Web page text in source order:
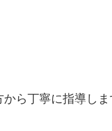
ら丁寧に指導し